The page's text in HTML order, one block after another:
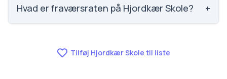
nummer 922 ud af 3143 skoler. Scoren er baseret på
Hvad er fraværsraten på Hjordkær Skole? +
Tilføj Hjordkær Skole til liste